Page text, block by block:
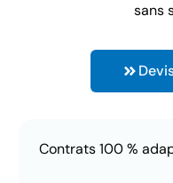
Contrats 100 %
sans